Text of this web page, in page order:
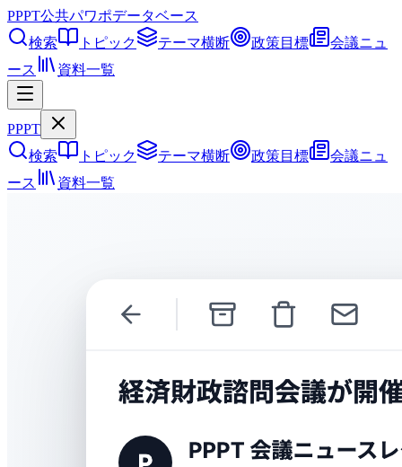
PPPT公共パワポデータベース
検索
トピック テーマ横断 政策目標
会議ニュ
ース
資料一覧
PPPT
検索
トピック テーマ横断 政策目標
会議ニュ
ース
資料一覧